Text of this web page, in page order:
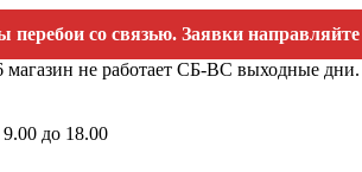
со связью. Заявки направляйте на
не работает СБ-ВС выходные дни.
до 18.00